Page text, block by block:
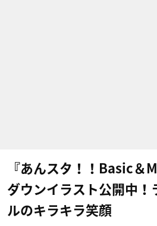
『あんスタ！！Basic＆
ダウンイラスト公開中！
ルのキラキラ笑顔